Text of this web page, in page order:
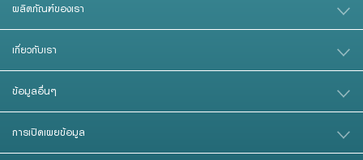
ผลิตภัณฑ์ของเรา
เกี่ยวกับเรา
ข้อมูลอื่นๆ
การเปิดเผยข้อมูล